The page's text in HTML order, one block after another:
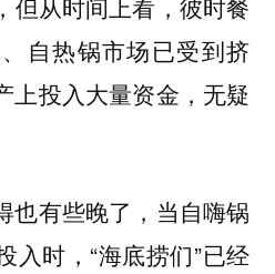
但从时间上看，彼时餐
自热锅市场已受到挤
上投入大量资金，无疑
有些晚了， 当自嗨锅
入时，“海底捞们”已经